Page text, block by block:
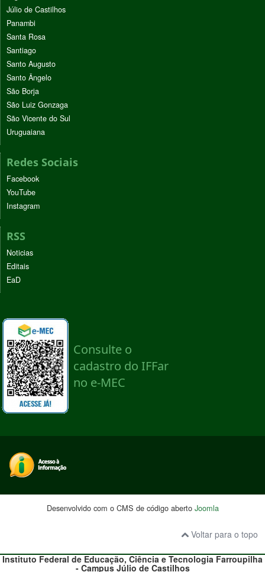
Júlio de Castilhos
Panambi
Santa Rosa
Santiago
Santo Augusto
Santo Ângelo
São Borja
São Luiz Gonzaga
São Vicente do Sul
Uruguaiana
Redes Sociais
Facebook
YouTube
Instagram
RSS
Noticias
Editais
EaD
Desenvolvido com o CMS de código aberto Joomla
Voltar para o topo
Instituto Federal de Educação, Ciência e TecnologiaFarroupilha
- Campus Júlio de Castilhos